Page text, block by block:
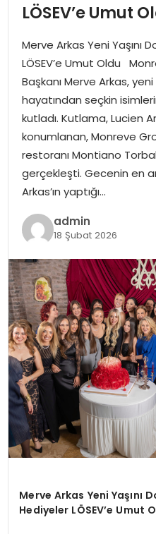
EĞITIM
SPOR
EKONOMI
MAGAZIN
DÜNYA
OTOMOBIL
LÖSEV’e Umut
Merve Arkas Yeni Yaşını
LÖSEV’e Umut Oldu
Başkanı Merve Arkas,
hayatından seçkin
kutladı. Kutlama, Lucien
konumlanan, Monreve
restoranı Montiano
gerçekleşti. Gecenin en
Arkas’ın yaptığı…
admin
18 Şubat 2026
Merve Arkas Yeni Yaşını
Hediyeler LÖSEV’e Umut